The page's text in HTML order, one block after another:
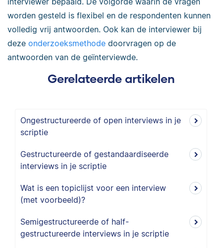
worden gesteld is flexibel en de respondenten kunnen
volledig vrij antwoorden. Ook kan de interviewer bij
deze onderzoeksmethode doorvragen op de
antwoorden van de geïnterviewde.
Gerelateerde artikelen
Ongestructureerde of open interviews in je
scriptie
Gestructureerde of gestandaardiseerde
interviews in je scriptie
Wat is een topiclijst voor een interview
(met voorbeeld)?
Semigestructureerde of half-
gestructureerde interviews in je scriptie